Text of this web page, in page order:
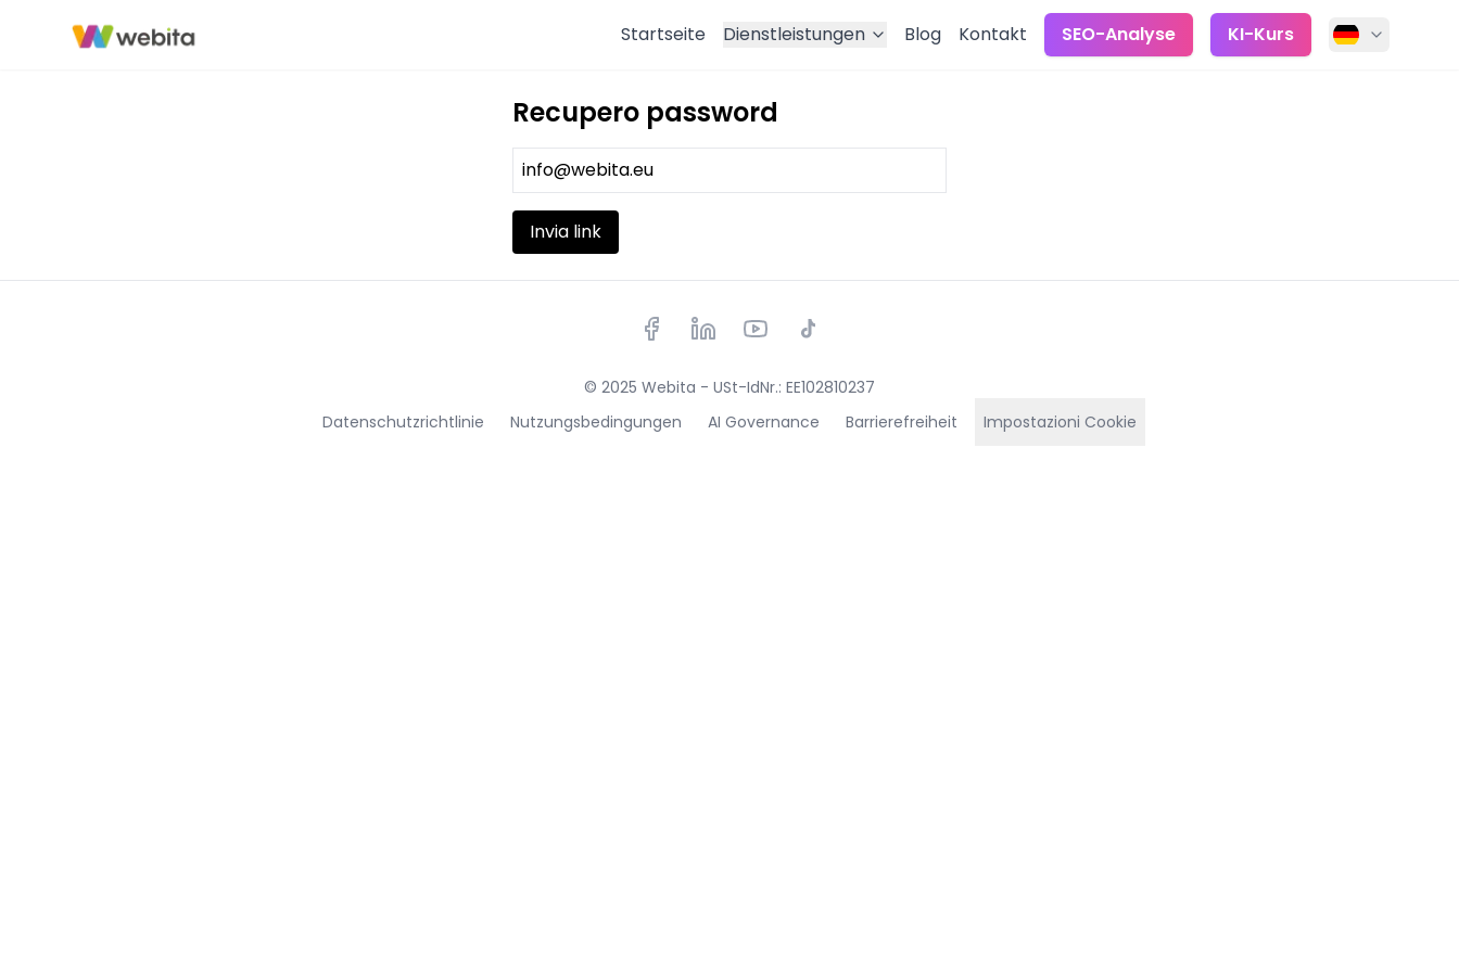
Startseite Dienstleistungen Blog Kontakt SEO-Analyse KI-Kurs
Recupero password
Invia link
© 2025 Webita - USt-IdNr.: EE102810237
Datenschutzrichtlinie
Nutzungsbedingungen AI Governance Barrierefreiheit Impostazioni Cookie